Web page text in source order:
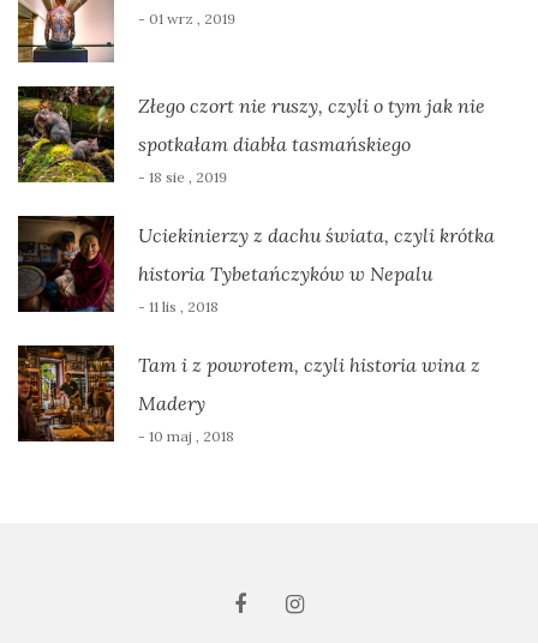
- 01 wrz , 2019
Złego czort nie ruszy, czyli o tym jak nie
spotkałam diabła tasmańskiego
- 18 sie , 2019
Uciekinierzy z dachu świata, czyli krótka
historia Tybetańczyków w Nepalu
- 11 lis , 2018
Tam i z powrotem, czyli historia wina z
Madery
- 10 maj , 2018